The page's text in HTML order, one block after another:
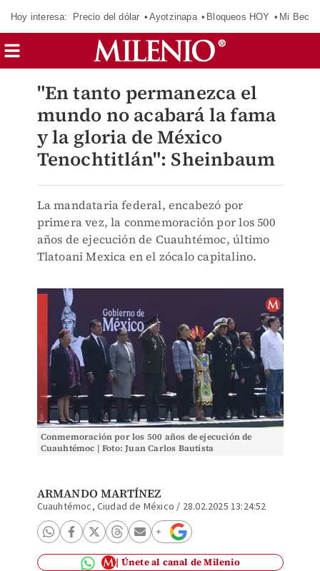
Hoy interesa: Precio del dólar Ayotzinapa Bloqueos HOY Mi Beca
"En tanto permanezca el
mundo no acabará la fama
y la gloria de México
Tenochtitlán": Sheinbaum
La mandataria federal, encabezó por
primera vez, la conmemoración por los 500
años de ejecución de Cuauhtémoc, último
Tlatoani Mexica en el zócalo capitalino.
Conmemoración por los 500 años de ejecución de
Cuauhtémoc | Foto: Juan Carlos Bautista
ARMANDO MARTÍNEZ
Cuauhtémoc, Ciudad de México / 28.02.2025 13:24:52
Únete al canal de Milenio